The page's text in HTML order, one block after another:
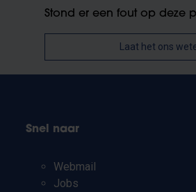
Stond er een fout op deze
Laat het ons
Snel naar
Webmail
Jobs